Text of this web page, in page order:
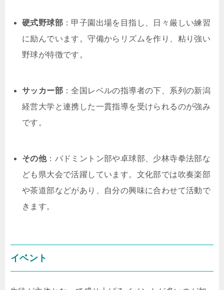
硬式野球部 ：甲子園出場を目指し、日々厳しい練習
に励んでいます。守備からリズムを作り、粘り強い
野球が特徴です。
サッカー部 ：全国レベルの指導者の下、系列の新潟
経営大学と連携した一貫指導を受けられるのが強み
です。
その他：バドミントン部や卓球部、少林寺拳法部な
ども県大会で活躍しています。文化部では吹奏楽部
や茶道部などがあり、自分の興味に合わせて活動で
きます。
イベント